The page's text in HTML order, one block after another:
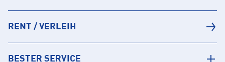
RENT / VERLEIH
BESTER SERVICE